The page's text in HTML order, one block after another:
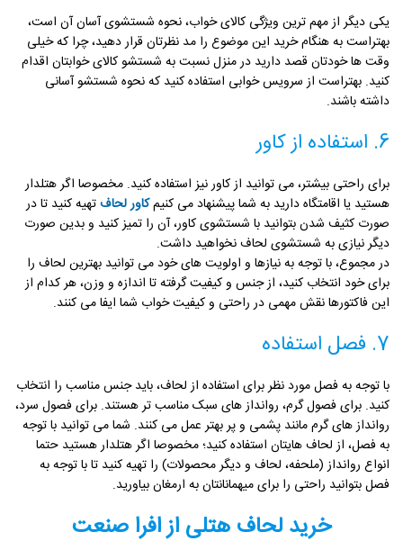
یکی دیگر از مهم ترین ویژگی کالای خواب، نحوه شستشوی آسان آن است،
بهتراست به هنگام خرید این موضوع را مد نظرتان قرار دهید، چرا که خیلی
وقت ها خودتان قصد دارید در منزل نسبت به شستشو کالای خوابتان اقدام
کنید. بهتراست از سرویس خوابی استفاده کنید که نحوه شستشو آسانی
داشته باشند.
6. استفاده از کاور
برای راحتی بیشتر، می توانید از کاور نیز استفاده کنید. مخصوصا اگر هتلدار
هستید یا اقامتگاه دارید به شما پیشنهاد می کنیمکاور لحافتهیه کنید تا در
صورت کثیف شدن بتوانید با شستشوی کاور، آن را تمیز کنید و بدین صورت
دیگر نیازی به شستشوی لحاف نخواهید داشت.
در مجموع، با توجه به نیازها و اولویت های خود می توانید بهترین لحاف را
برای خود انتخاب کنید، از جنس و کیفیت گرفته تا اندازه و وزن، هر کدام از
این فاکتورها نقش مهمی در راحتی و کیفیت خواب شما ایفا می کنند.
7. فصل استفاده
با توجه به فصل مورد نظر برای استفاده از لحاف، باید جنس مناسب را انتخاب
کنید. برای فصول گرم، روانداز های سبک مناسب تر هستند. برای فصول سرد،
روانداز های گرم مانند پشمی و پر بهتر عمل می کنند. شما می توانید با توجه
به فصل، از لحاف هایتان استفاده کنید؛ مخصوصا اگر هتلدار هستید حتما
انواع روانداز (ملحفه، لحاف و دیگر محصولات) را تهیه کنید تا با توجه به
فصل بتوانید راحتی را برای میهمانانتان به ارمغان بیاورید.
خرید لحاف هتلی از افرا صنعت